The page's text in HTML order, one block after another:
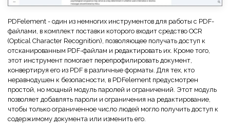
PDFelement - один из немногих инструментов для работы с PDF-
файлами, в комплект поставки которого входит средство OCR
(Optical Character Recognition), позволяющее получать доступ к
отсканированным PDF-файлам и редактировать их. Кроме того,
этот инструмент помогает перепрофилировать документ,
конвертируя его из PDF в различные форматы. Для тех, кто
неравнодушен к безопасности, в PDFelement предусмотрен
простой, но мощный модуль паролей и ограничений. Этот модуль
позволяет добавлять пароли и ограничения на редактирование,
чтобы только ограниченное число людей могло получить доступ к
содержимому документа или изменить его.